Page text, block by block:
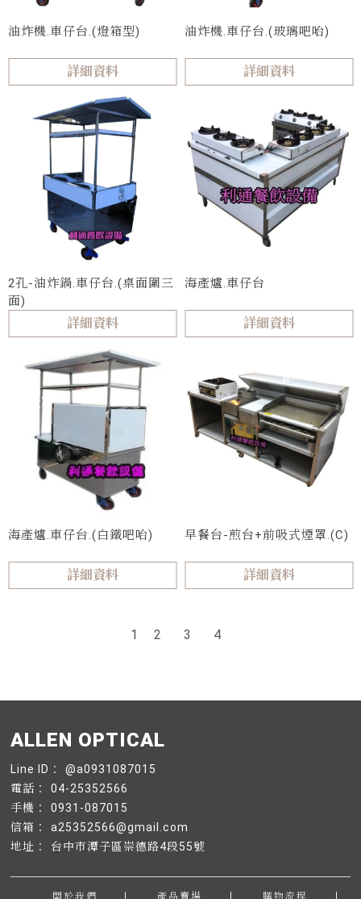
油炸機.車仔台.(燈箱型)
詳細資料
油炸機.車仔台.(玻璃吧咍)
詳細資料
2孔-油炸鍋.車仔台.(桌面圍三
面)
詳細資料
海產爐.車仔台
詳細資料
海產爐.車仔台.(白鐵吧咍)
詳細資料
早餐台-煎台+前吸式煙罩.(C)
詳細資料
1 2 3 4
@a0931087015
04-25352566
0931-087015
a25352566@gmail.com
台中市潭子區崇德路4段55號
關於我們 產品賣場 購物流程